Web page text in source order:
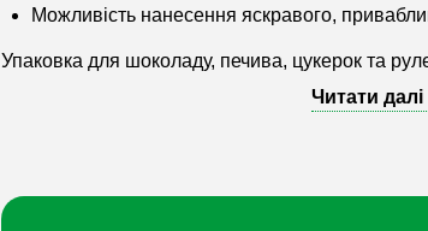
Можливість нанесення яскравого,
Упаковка для шоколаду, печива, цукерок та